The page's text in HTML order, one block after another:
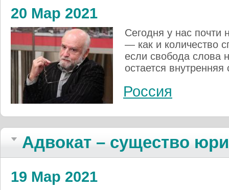
20 Мар 2021
Сегодня у нас почти
— как и количество
если свобода слова
остается
Россия
Адвокат – существо
19 Мар 2021